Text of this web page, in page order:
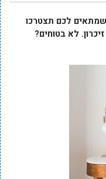
לכם תצטרכו
לא בטוחים?